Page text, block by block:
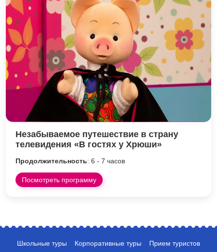
Незабываемое путешествие в страну
телевидения «В гостях у Хрюши»
Продолжительность: 6 - 7 часов
Посмотреть программу
Школьные туры Корпоративные туры Прием туристов